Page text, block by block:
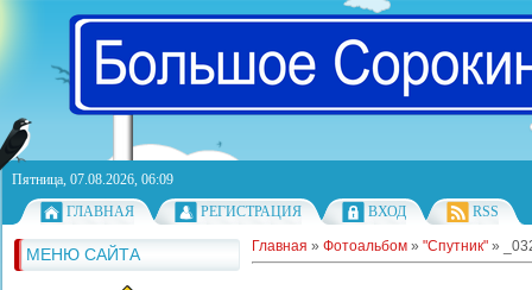
Пятница, 07.08.2026, 06:09
ГЛАВНАЯ
РЕГИСТРАЦИЯ ВХОД RSS
МЕНЮ САЙТА Главная » Фотоальбом » "Спутник" »